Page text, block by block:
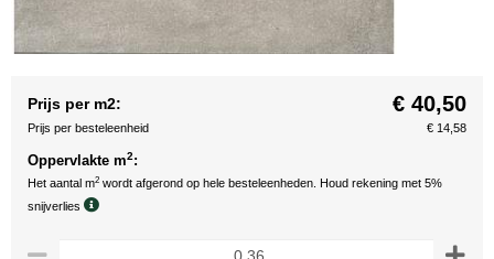
Prijs per m2: € 40,50
Prijs per besteleenheid € 14,58
Oppervlakte m2:
Het aantal m2 wordt afgerond op hele besteleenheden. Houd rekening met 5%
snijverlies